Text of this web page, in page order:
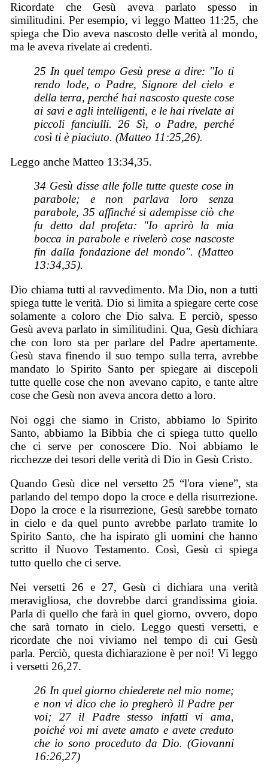
Ricordate che Gesù aveva parlato spesso in
similitudini. Per esempio, vi leggo Matteo 11:25, che
spiega che Dio aveva nascosto delle verità al mondo,
ma le aveva rivelate ai credenti.
25 In quel tempo Gesù prese a dire: "Io ti
rendo lode, o Padre, Signore del cielo e
della terra, perché hai nascosto queste cose
ai savi e agli intelligenti, e le hai rivelate ai
piccoli fanciulli. 26 Sì, o Padre, perché
così ti è piaciuto. (Matteo 11:25,26).
Leggo anche Matteo 13:34,35.
34 Gesù disse alle folle tutte queste cose in
parabole; e non parlava loro senza
parabole, 35 affinché si adempisse ciò che
fu detto dal profeta: "Io aprirò la mia
bocca in parabole e rivelerò cose nascoste
fin dalla fondazione del mondo". (Matteo
13:34,35).
Dio chiama tutti al ravvedimento. Ma Dio, non a tutti
spiega tutte le verità. Dio si limita a spiegare certe cose
solamente a coloro che Dio salva. E perciò, spesso
Gesù aveva parlato in similitudini. Qua, Gesù dichiara
che con loro sta per parlare del Padre apertamente.
Gesù stava finendo il suo tempo sulla terra, avrebbe
mandato lo Spirito Santo per spiegare ai discepoli
tutte quelle cose che non avevano capito, e tante altre
cose che Gesù non aveva ancora detto a loro.
Noi oggi che siamo in Cristo, abbiamo lo Spirito
Santo, abbiamo la Bibbia che ci spiega tutto quello
che ci serve per conoscere Dio. Noi abbiamo le
ricchezze dei tesori delle verità di Dio in Gesù Cristo.
Quando Gesù dice nel versetto 25 “l'ora viene”, sta
parlando del tempo dopo la croce e della risurrezione.
Dopo la croce e la risurrezione, Gesù sarebbe tornato
in cielo e da quel punto avrebbe parlato tramite lo
Spirito Santo, che ha ispirato gli uomini che hanno
scritto il Nuovo Testamento. Così, Gesù ci spiega
tutto quello che ci serve.
Nei versetti 26 e 27, Gesù ci dichiara una verità
meravigliosa, che dovrebbe darci grandissima gioia.
Parla di quello che farà in quel giorno, ovvero, dopo
che sarà tornato in cielo. Leggo questi versetti, e
ricordate che noi viviamo nel tempo di cui Gesù
parla. Perciò, questa dichiarazione è per noi! Vi leggo
i versetti 26,27.
26 In quel giorno chiederete nel mio nome;
e non vi dico che io pregherò il Padre per
voi; 27 il Padre stesso infatti vi ama,
poiché voi mi avete amato e avete creduto
che io sono proceduto da Dio. (Giovanni
16:26,27)